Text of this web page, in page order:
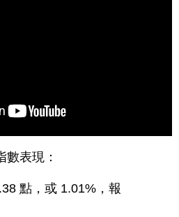
表現：
點，或 1.01%，報